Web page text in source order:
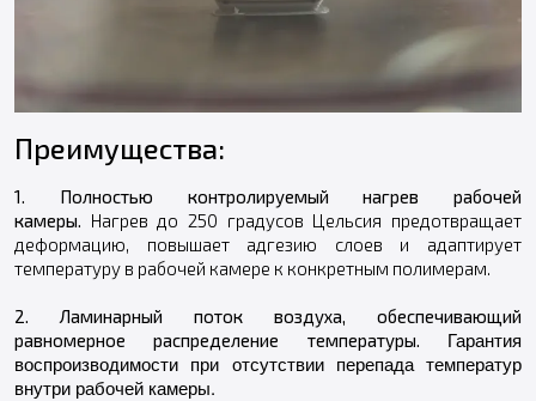
Преимущества:
1. Полностью контролируемый нагрев рабочей
камеры. Нагрев до 250 градусов Цельсия предотвращает
деформацию, повышает адгезию слоев и адаптирует
температуру в рабочей камере к конкретным полимерам.
2. Ламинарный поток воздуха, обеспечивающий
равномерное распределение температуры. Гарантия
воспроизводимости при отсутствии перепада температур
внутри рабочей камеры.